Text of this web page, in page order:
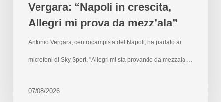
Vergara: “Napoli in crescita,
Allegri mi prova da mezz’ala”
Antonio Vergara, centrocampista del Napoli, ha parlato ai
microfoni di Sky Sport. "Allegri mi sta provando da mezzala.…
07/08/2026